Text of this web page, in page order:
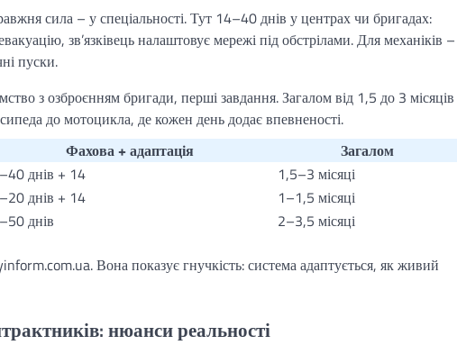
сила – у спеціальності. Тут 14–40 днів у центрах чи бригадах:
зв’язківець налаштовує мережі під обстрілами. Для механіків –
пуски.
з озброєнням бригади, перші завдання. Загалом від 1,5 до 3 місяців
до мотоцикла, де кожен день додає впевненості.
Фахова + адаптація
Загалом
днів + 14
1,5–3 місяці
днів + 14
1–1,5 місяці
днів 2–3,5 місяці
Вона показує гнучкість: система адаптується, як живий
нюанси реальності